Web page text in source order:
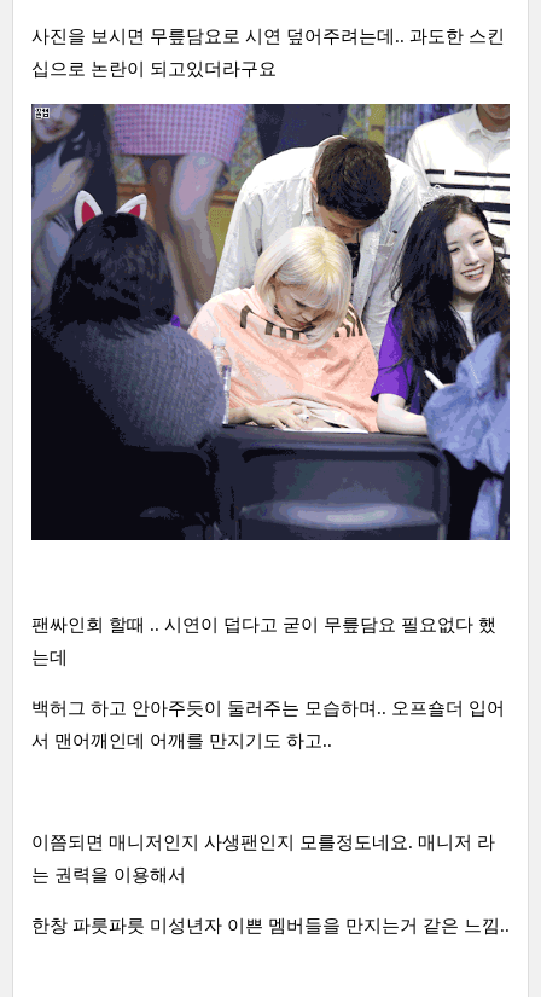
사진을 보시면 무릎담요로 시연 덮어주려는데.. 과도한 스킨
십으로 논란이 되고있더라구요
팬싸인회 할때 .. 시연이 덥다고 굳이 무릎담요 필요없다 했
는데
백허그 하고 안아주듯이 둘러주는 모습하며.. 오프숄더 입어
서 맨어깨인데 어깨를 만지기도 하고..
이쯤되면 매니저인지 사생팬인지 모를정도네요. 매니저 라
는 권력을 이용해서
한창 파릇파릇 미성년자 이쁜 멤버들을 만지는거 같은 느낌..